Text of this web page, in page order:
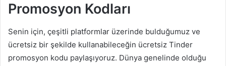
Promosyon Kodları
Senin için, çeşitli platformlar üzerinde bulduğumuz ve
ücretsiz bir şekilde kullanabileceğin ücretsiz Tinder
promosyon kodu paylaşıyoruz. Dünya genelinde olduğu